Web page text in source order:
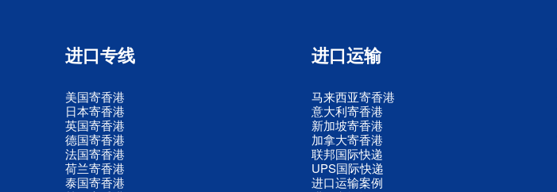
进口专线
美国寄香港
日本寄香港
英国寄香港
德国寄香港
法国寄香港
荷兰寄香港
泰国寄香港
进口运输
马来西亚寄香港
意大利寄香港
新加坡寄香港
加拿大寄香港
联邦国际快递
UPS国际快递
进口运输案例